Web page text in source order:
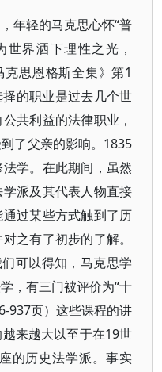
年轻的马克思心怀“普
界洒下理性之光，
克思恩格斯全集》第1
的职业是过去几个世
共利益的法律职业，
了父亲的影响。1835
学。在此期间，虽然
派及其代表人物直接
过某些方式触到了历
之有了初步的了解。
可以得知，马克思学
，有三门被评价为“十
937页）这些课程的讲
来越大以至于在19世
的历史法学派。事实